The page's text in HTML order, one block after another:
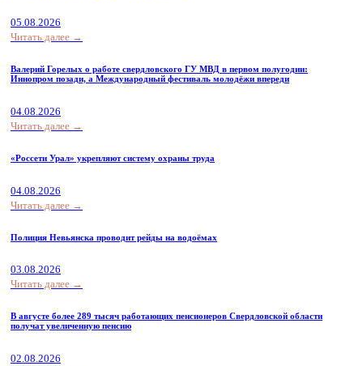
05.08.2026
Читать далее →
Валерий Горелых о работе свердловского ГУ МВД в первом полугодии:
Иннопром позади, а Международный фестиваль молодёжи впереди
04.08.2026
Читать далее →
«Россети Урал» укрепляют систему охраны труда
04.08.2026
Читать далее →
Полиция Невьянска проводит рейды на водоёмах
03.08.2026
Читать далее →
В августе более 289 тысяч работающих пенсионеров Свердловской области
получат увеличенную пенсию
02.08.2026